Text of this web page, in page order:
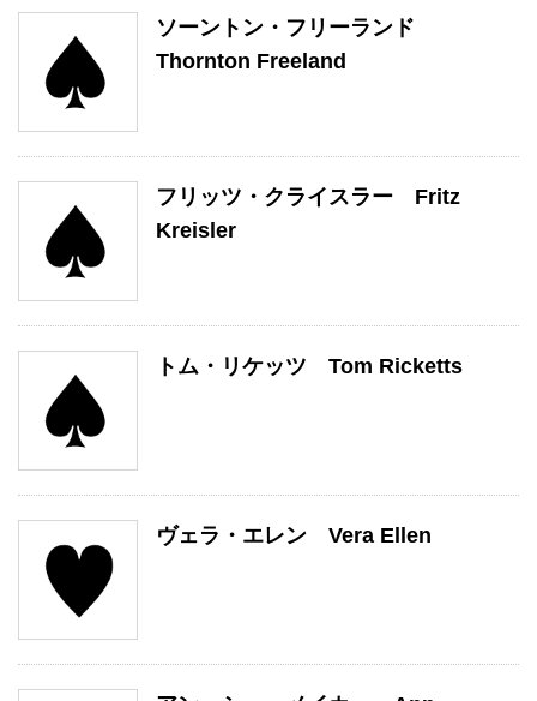
ソーントン・フリーランド
Thornton Freeland
フリッツ・クライスラー Fritz
Kreisler
トム・リケッツ Tom Ricketts
ヴェラ・エレン Vera Ellen